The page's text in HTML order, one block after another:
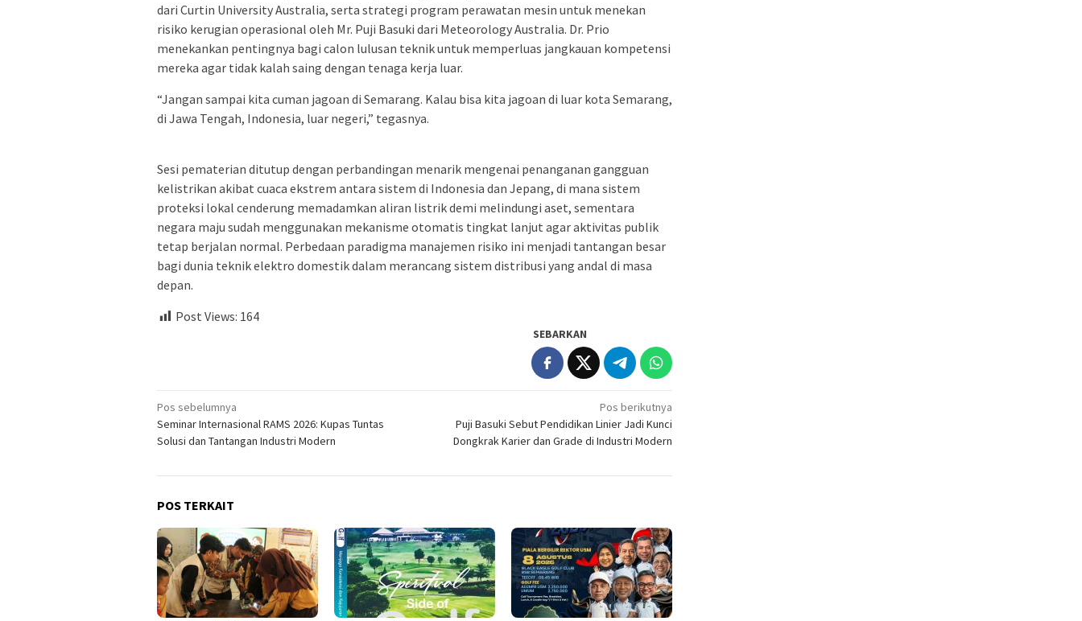
dari Curtin University Australia, serta strategi program perawatan mesin untuk menekan
risiko kerugian operasional oleh Mr. Puji Basuki dari Meteorology Australia. Dr. Prio
menekankan pentingnya bagi calon lulusan teknik untuk memperluas jangkauan kompetensi
mereka agar tidak kalah saing dengan tenaga kerja luar.
“Jangan sampai kita cuman jagoan di Semarang. Kalau bisa kita jagoan di luar kota Semarang,
di Jawa Tengah, Indonesia, luar negeri,” tegasnya.
Sesi pematerian ditutup dengan perbandingan menarik mengenai penanganan gangguan
kelistrikan akibat cuaca ekstrem antara sistem di Indonesia dan Jepang, di mana sistem
proteksi lokal cenderung memadamkan aliran listrik demi melindungi aset, sementara
negara maju sudah menggunakan mekanisme otomatis tingkat lanjut agar aktivitas publik
tetap berjalan normal. Perbedaan paradigma manajemen risiko ini menjadi tantangan besar
bagi dunia teknik elektro domestik dalam merancang sistem distribusi yang andal di masa
depan.
Post Views: 164
SEBARKAN
Navigasi
pos
Pos sebelumnya
Seminar Internasional RAMS 2026: Kupas Tuntas
Solusi dan Tantangan Industri Modern
Pos berikutnya
Puji Basuki Sebut Pendidikan Linier Jadi Kunci
Dongkrak Karier dan Grade di Industri Modern
POS TERKAIT